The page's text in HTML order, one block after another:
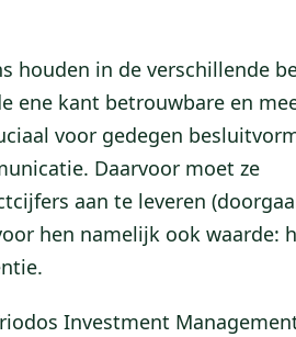
houden in de verschillende
ene kant betrouwbare en
voor gedegen
Daarvoor moet ze
aan te leveren
hen namelijk ook waarde:
Investment